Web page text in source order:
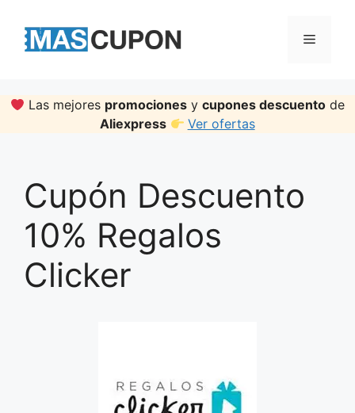
content
Menu
Las mejores promociones ycupones descuento de
Aliexpress
Ver ofertas
Cupón Descuento
10% Regalos
Clicker